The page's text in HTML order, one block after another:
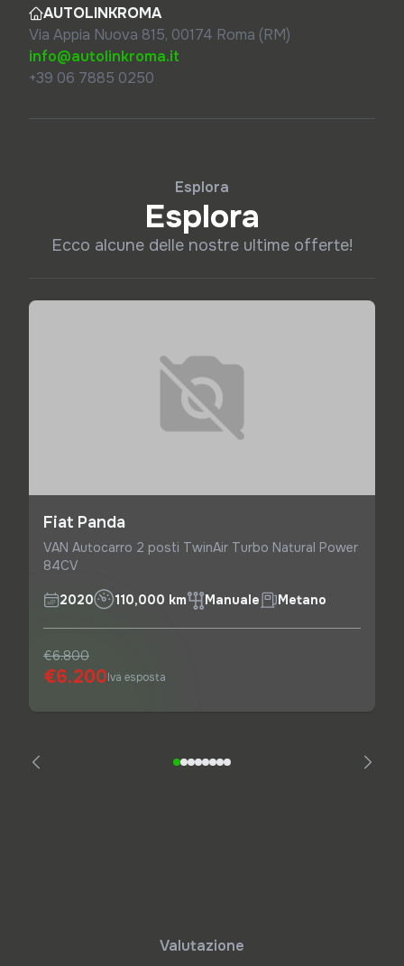
AUTOLINKROMA
Via Appia Nuova 815, 00174 Roma (RM)
info@autolinkroma.it
+39 06 7885 0250
Esplora
Esplora
Ecco alcune delle nostre ultime offerte!
Fiat Panda
VAN Autocarro 2 posti TwinAir Turbo Natural Power
84CV
2020 110,000 km Manuale Metano
€6.800
€6.200Iva esposta
Valutazione